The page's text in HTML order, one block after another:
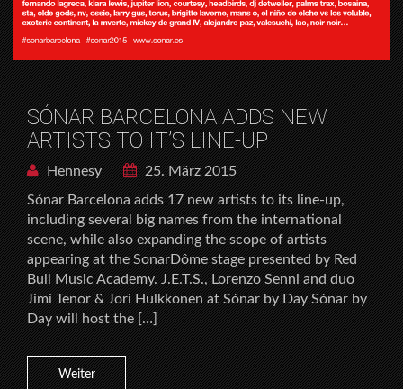
SÓNAR BARCELONA ADDS NEW
ARTISTS TO IT’S LINE-UP
Hennesy
25. März 2015
Sónar Barcelona adds 17 new artists to its line-up,
including several big names from the international
scene, while also expanding the scope of artists
appearing at the SonarDôme stage presented by Red
Bull Music Academy. J.E.T.S., Lorenzo Senni and duo
Jimi Tenor & Jori Hulkkonen at Sónar by Day Sónar by
Day will host the […]
Weiter